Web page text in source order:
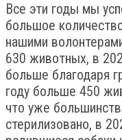
Все эти годы мы
большое
нашими
630 животных, в
больше благодаря
году больше 450
что уже
стерилизовано, в